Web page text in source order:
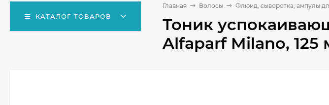
КАТАЛОГ ТОВАРОВ
Главная Волосы Флюид, сыворотка, ампулы
Тоник
Alfaparf Milano, 125